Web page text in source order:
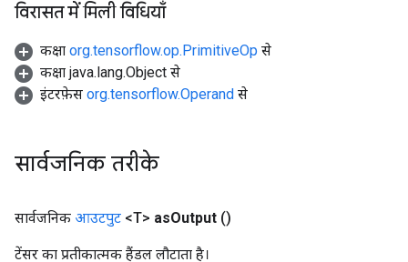
विरासत में मिली विधियाँ
कक्षा org.tensorflow.op.PrimitiveOp से
कक्षा java.lang.Object से
इंटरफ़ेस org.tensorflow.Operand से
सार्वजनिक तरीके
सार्वजनिक आउटपुट <T> asOutput ()
टेंसर का प्रतीकात्मक हैंडल लौटाता है।